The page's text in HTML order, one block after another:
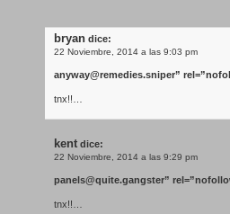
bryan dice:
22 Noviembre, 2014 a las 9:03 pm
anyway@remedies.sniper”
tnx!!…
kent dice:
22 Noviembre, 2014 a las 9:29 pm
panels@quite.gangster”
tnx!!…